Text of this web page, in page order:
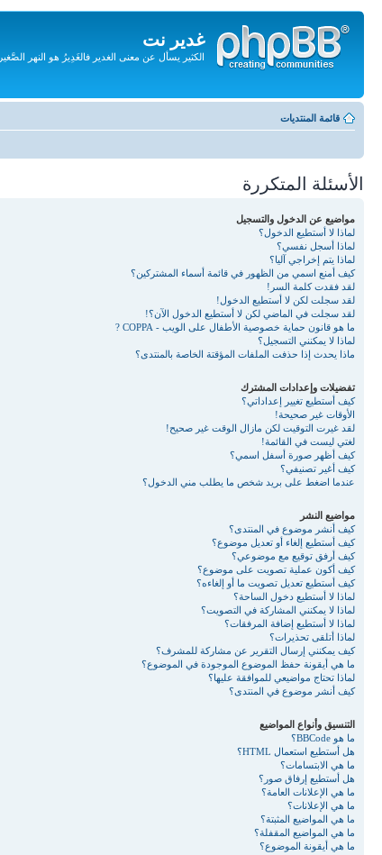
غدير نت
الكثير يسأل عن معنى الغدير فالغَدِيرُ هو النهر الصَّغير.
المحتويات
قائمة المنتديات
الأسئلة المتكررة
مواضيع عن الدخول والتسجيل
لماذا لا أستطيع الدخول؟
لماذا أسجل نفسي؟
لماذا يتم إخراجي آليا؟
كيف أمنع اسمي من الظهور في قائمة أسماء المشتركين؟
لقد فقدت كلمة السر!
لقد سجلت لكن لا أستطيع الدخول!
لقد سجلت في الماضي لكن لا أستطيع الدخول الآن؟!
ما هو قانون حماية خصوصية الأطفال على الويب - COPPA ?
لماذا لا يمكنني التسجيل؟
ماذا يحدث إذا حذفت الملفات المؤقتة الخاصة بالمنتدى؟
تفضيلات وإعدادات المشترك
كيف أستطيع تغيير إعداداتي؟
الأوقات غير صحيحة!
لقد غيرت التوقيت لكن مازال الوقت غير صحيح!
لغتي ليست في القائمة!
كيف أظهر صورة أسفل اسمي؟
كيف أغير تصنيفي؟
عندما اضغط على بريد شخص ما يطلب مني الدخول؟
مواضيع النشر
كيف أنشر موضوع في المنتدى؟
كيف أستطيع إلغاء أو تعديل موضوع؟
كيف أرفق توقيع مع موضوعي؟
كيف أكون عملية تصويت على موضوع؟
كيف أستطيع تعديل تصويت ما أو إلغاءه؟
لماذا لا أستطيع دخول الساحة؟
لماذا لا يمكنني المشاركة في التصويت؟
لماذا لا أستطيع إضافة المرفقات؟
لماذا أتلقى تحذيرات؟
كيف يمكنني إرسال التقرير عن مشاركة للمشرف؟
ما هي أيقونة حفظ الموضوع الموجودة في الموضوع؟
لماذا تحتاج مواضيعي للموافقة عليها؟
كيف أنشر موضوع في المنتدى؟
التنسيق وأنواع المواضيع
ما هو BBCode؟
هل أستطيع استعمال HTML؟
ما هي الابتسامات؟
هل أستطيع إرفاق صور؟
ما هي الإعلانات العامة؟
ما هي الإعلانات؟
ما هي المواضيع المثبتة؟
ما هي المواضيع المقفلة؟
ما هي أيقونة الموضوع؟